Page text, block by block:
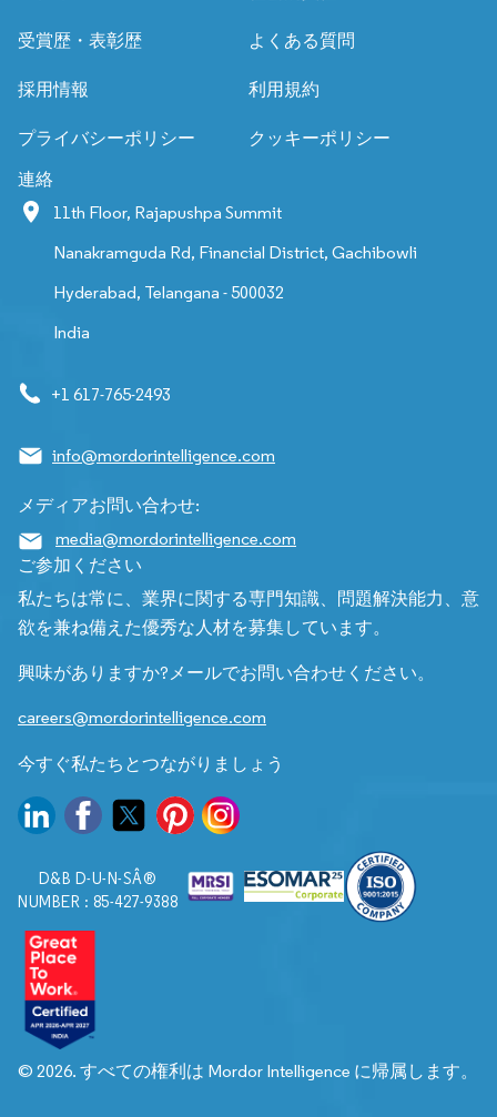
受賞歴・表彰歴 よくある質問
採用情報 利用規約
プライバシーポリシー クッキーポリシー
連絡
11th Floor, Rajapushpa Summit
Nanakramguda Rd, Financial District, Gachibowli
Hyderabad, Telangana - 500032
India
+1 617-765-2493
info@mordorintelligence.com
メディアお問い合わせ:
media@mordorintelligence.com
ご参加ください
私たちは常に、業界に関する専門知識、問題解決能力、意
欲を兼ね備えた優秀な人材を募集しています。
興味がありますか?メールでお問い合わせください。
careers@mordorintelligence.com
今すぐ私たちとつながりましょう
D&B D-U-N-SÂ®
NUMBER : 85-427-9388
© 2026. すべての権利は Mordor Intelligence に帰属します。